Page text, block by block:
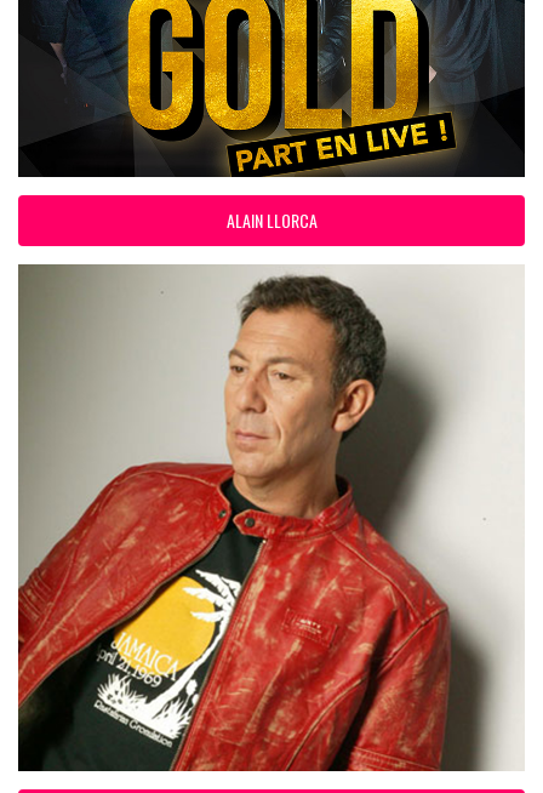
ALAIN LLORCA